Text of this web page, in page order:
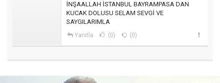
İNŞAALLAH İSTANBUL BAYRAMPASA DAN
KUCAK DOLUSU SELAM SEVGİ VE
SAYGILARIMLA
Yanıtla (0) (0)